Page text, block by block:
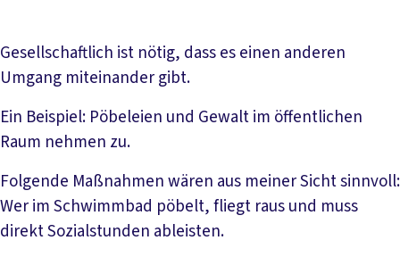
Gesellschaftlich ist nötig, dass es einen anderen
Umgang miteinander gibt.
Ein Beispiel: Pöbeleien und Gewalt im öffentlichen
Raum nehmen zu.
Folgende Maßnahmen wären aus meiner Sicht sinnvoll:
Wer im Schwimmbad pöbelt, fliegt raus und muss
direkt Sozialstunden ableisten.